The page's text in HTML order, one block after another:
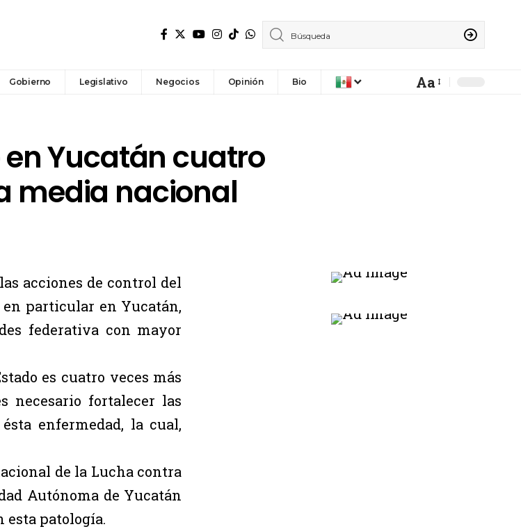
Gobierno Legislativo Negocios Opinión Bio Aa
en Yucatán cuatro
media nacional
acciones de control del
particular en Yucatán,
federativa con mayor
es cuatro veces más
necesario fortalecer las
enfermedad, la cual,
de la Lucha contra
Autónoma de Yucatán
esta patología.